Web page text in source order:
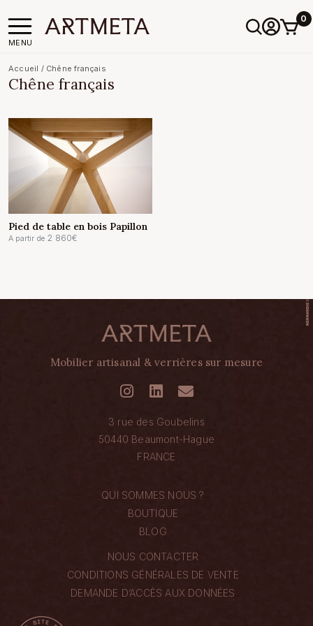
MENU
0
Accueil / Chêne français
Chêne français
Pied de table en bois Papillon
A partir de 2 860€
Mobilier artisanal & verrières sur mesure
3 rue des Goubelins
50440 Beaumont-Hague
FRANCE
QUI SOMMES NOUS ?
BOUTIQUE
BLOG
NOUS CONTACTER
CONDITIONS GÉNÉRALES DE VENTE
DEMANDE D’ACCÈS AUX DONNÉES